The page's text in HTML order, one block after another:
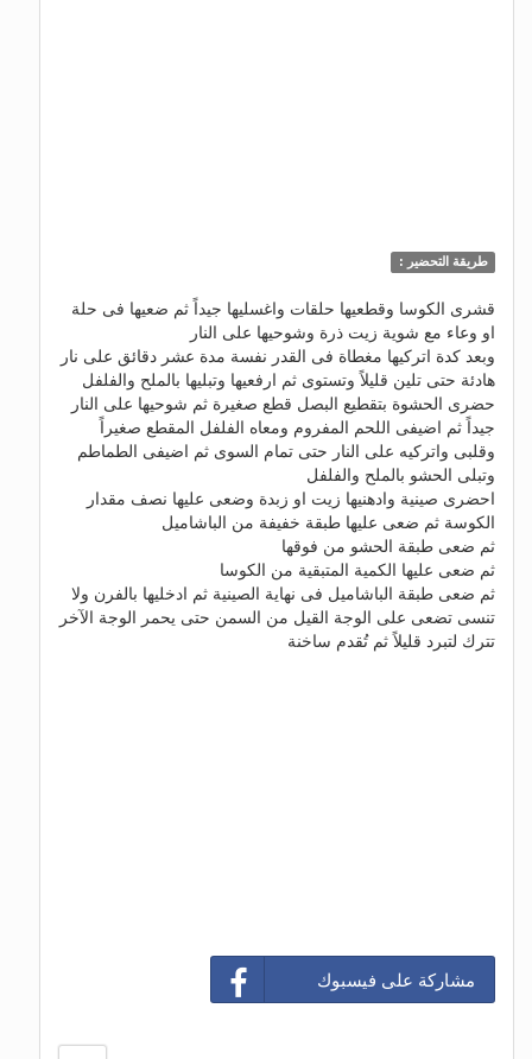
طريقة التحضير :
قشرى الكوسا وقطعيها حلقات واغسليها جيداً ثم ضعيها فى حلة
او وعاء مع شوية زيت ذرة وشوحيها على النار
وبعد كدة اتركيها مغطاة فى القدر نفسة مدة عشر دقائق على نار
هادئة حتى تلين قليلاً وتستوى ثم ارفعيها وتبليها بالملح والفلفل
حضرى الحشوة بتقطيع البصل قطع صغيرة ثم شوحيها على النار
جيداً ثم اضيفى اللحم المفروم ومعاه الفلفل المقطع صغيراً
وقلبى واتركيه على النار حتى تمام السوى ثم اضيفى الطماطم
وتبلى الحشو بالملح والفلفل
احضرى صينية وادهنيها زيت او زبدة وضعى عليها نصف مقدار
الكوسة ثم ضعى عليها طبقة خفيفة من الباشاميل
ثم ضعى طبقة الحشو من فوقها
ثم ضعى عليها الكمية المتبقية من الكوسا
ثم ضعى طبقة الباشاميل فى نهاية الصينية ثم ادخليها بالفرن ولا
تنسى تضعى على الوجة القيل من السمن حتى يحمر الوجة الآخر
تترك لتبرد قليلاً ثم تُقدم ساخنة
مشاركة على فيسبوك